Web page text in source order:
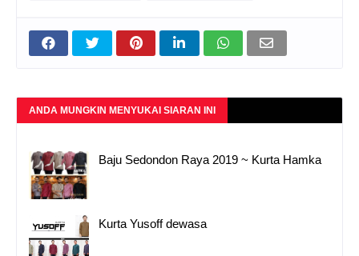
ANDA MUNGKIN MENYUKAI SIARAN INI
Baju Sedondon Raya 2019 ~ Kurta Hamka
Kurta Yusoff dewasa